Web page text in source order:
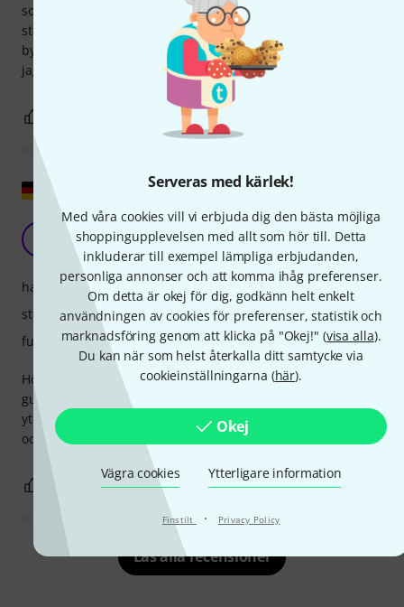
Serveras med kärlek!
Med våra cookies vill vi erbjuda dig den bästa möjliga
shoppingupplevelsen med allt som hör till. Detta
inkluderar till exempel lämpliga erbjudanden,
personliga annonser och att komma ihåg preferenser.
Om detta är okej för dig, godkänn helt enkelt
användningen av cookies för preferenser, statistik och
marknadsföring genom att klicka på "Okej!" (visa alla).
Du kan när som helst återkalla ditt samtycke via
cookieinställningarna (här).
Okej
Vägra cookies Ytterligare information
Finstilt · Privacy Policy
som visserligen var av god kvalitet men inte kompatibla med
standard 35 mm-stången. Dessa fungerar perfekt, och
byggkvaliteten är utmärkt för bara 2 eller 3 euro skillnad. Så
jag köper två till direkt. Perfekt
ANMÄL RECENSION
Bästa!
Dominik112 12.07.2020
Högsta kvalitet. Utförandet är utmärkt, fötterna har
gummikåpor för att säkerställa ett säkert stativ även på släta
ytor. Stativet har två förlängningar som kan säkras med bult
och skruv. Vikten är också hanterbar och lätt att bära.
hantverkskvalitet
stabilitet
funktion
0 ANMÄL RECENSION
Läs alla recensioner